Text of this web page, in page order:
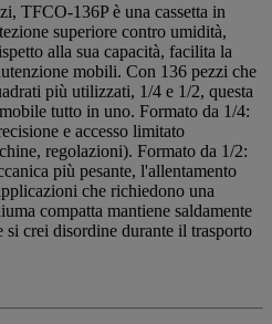
TFCO-136P è una cassetta in
superiore contro umidità,
alla sua capacità, facilita la
mobili. Con 136 pezzi che
più utilizzati, 1/4 e 1/2, questa
tutto in uno. Formato da 1/4:
e accesso limitato
regolazioni). Formato da 1/2:
più pesante, l'allentamento
che richiedono una
compatta mantiene saldamente
si crei disordine durante il trasporto